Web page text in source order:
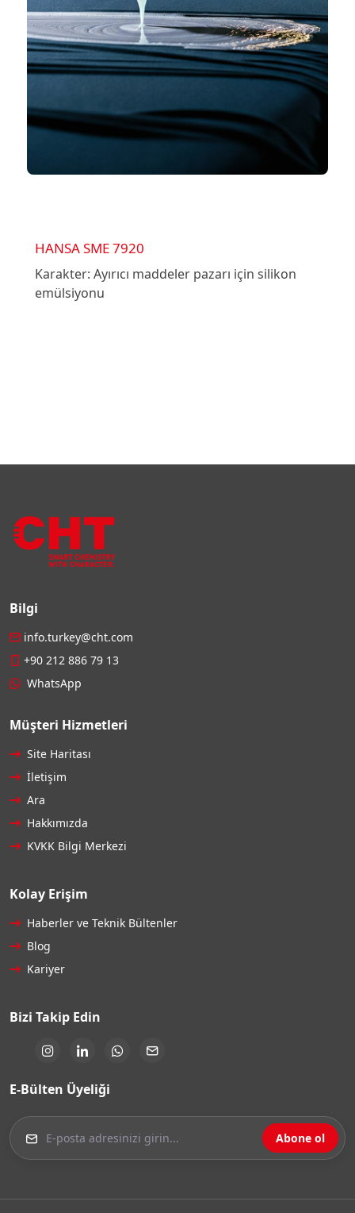
HANSA SME 7920
Karakter: Ayırıcı maddeler pazarı için silikon
emülsiyonu
Bilgi
info.turkey@cht.com
+90 212 886 79 13
WhatsApp
Müşteri Hizmetleri
Site Haritası
İletişim
Ara
Hakkımızda
KVKK Bilgi Merkezi
Kolay Erişim
Haberler ve Teknik Bültenler
Blog
Kariyer
Bizi Takip Edin
E-Bülten Üyeliği
Abone ol